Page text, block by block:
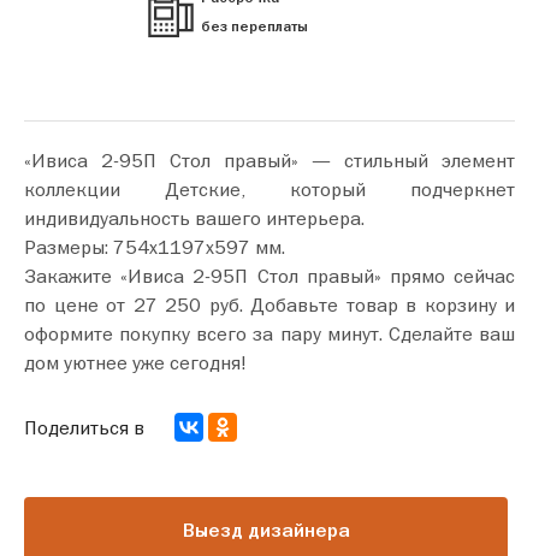
без переплаты
«Ивиса 2-95П Стол правый» — стильный элемент
коллекции Детские, который подчеркнет
индивидуальность вашего интерьера.
Размеры: 754х1197х597 мм.
Закажите «Ивиса 2-95П Стол правый» прямо сейчас
по цене от 27 250 руб. Добавьте товар в корзину и
оформите покупку всего за пару минут. Сделайте ваш
дом уютнее уже сегодня!
Выезд дизайнера
Поделиться в